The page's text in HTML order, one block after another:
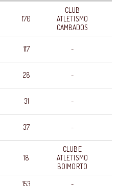
170
CLUB
ATLETISMO
CAMBADOS
117 -
28 -
31 -
37 -
18
CLUBE
ATLETISMO
BOIMORTO
153 -